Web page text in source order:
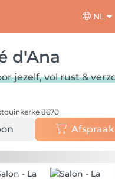
NL
d'Ana
jezelf, vol rust &
8670